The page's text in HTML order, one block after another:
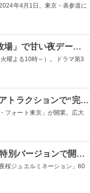
年4月1日、東京・表参道に
「Eye Love You」で話題の「夜アイス専門店 真夜中牧場」で甘い夜デートはいかが？
曜よる10時～）。ドラマ第3
お台場の新名所「イマーシブ・フォート東京」多様なアトラクションで“完全没入体験”が叶う新感覚テーマパーク
フォート東京」が開業。広大
よみうりランド「夜桜ジュエルミネーション」60周年特別バージョンで開催 幻想的な夜桜を散策
桜ジュエルミネーション」60